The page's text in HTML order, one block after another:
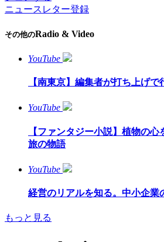
ニュースレター登録
その他のRadio & Video
YouTube
【南東京】編集者が打ち上げで
YouTube
【ファンタジー小説】植物の
旅の物語
YouTube
経営のリアルを知る。中小企業
もっと見る